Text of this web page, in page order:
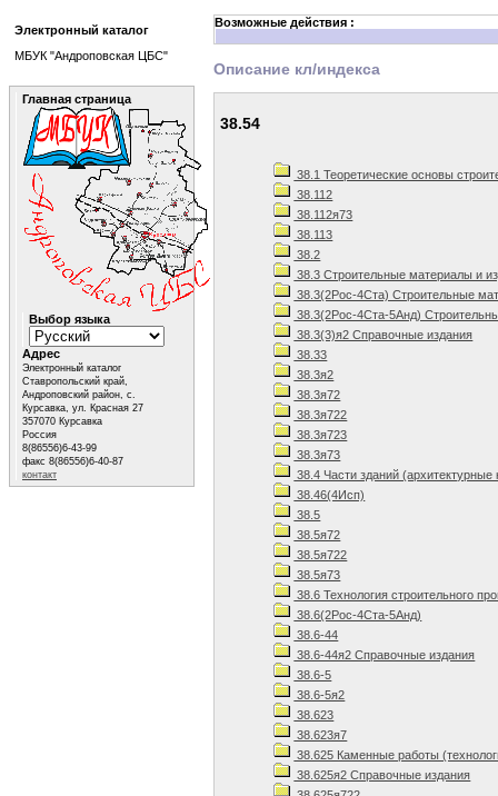
Возможные действия :
Описание кл/индекса
38.54
38.1 Теоретические основы
38.112
38.112я73
38.113
38.2
38.3 Строительные материалы и
38.3(2Рос-4Ста) Строительные
38.3(2Рос-4Ста-5Анд)
38.3(3)я2 Справочные издания
38.33
38.3я2
38.3я72
38.3я722
38.3я723
38.3я73
38.4 Части зданий (архитектурные
38.46(4Исп)
38.5
38.5я72
38.5я722
38.5я73
38.6 Технология строительного
38.6(2Рос-4Ста-5Анд)
38.6-44
38.6-44я2 Справочные издания
38.6-5
38.6-5я2
38.623
38.623я7
38.625 Каменные работы
38.625я2 Справочные издания
Электронный каталог
МБУК "Андроповская ЦБС"
Главная страница
Выбор языка
Адрес
Электронный каталог
Ставропольский край,
Андроповский район, с.
Курсавка, ул. Красная 27
357070 Курсавка
Россия
8(86556)6-43-99
факс 8(86556)6-40-87
контакт